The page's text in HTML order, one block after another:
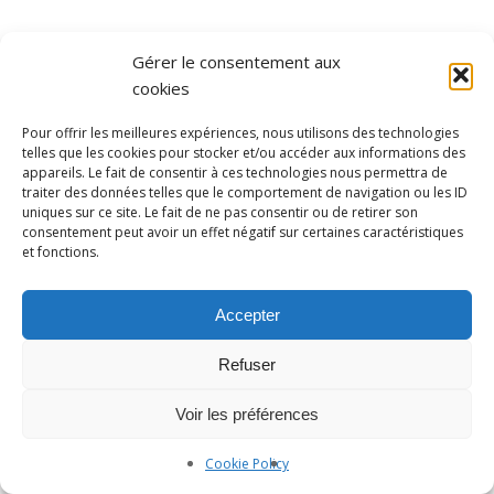
Gérer le consentement aux
cookies
Pour offrir les meilleures expériences, nous utilisons des technologies
telles que les cookies pour stocker et/ou accéder aux informations des
appareils. Le fait de consentir à ces technologies nous permettra de
traiter des données telles que le comportement de navigation ou les ID
uniques sur ce site. Le fait de ne pas consentir ou de retirer son
consentement peut avoir un effet négatif sur certaines caractéristiques
et fonctions.
Accepter
Refuser
Voir les préférences
Cookie Policy
Photographe Nice et Paris :yan-forhan.com| Agence de